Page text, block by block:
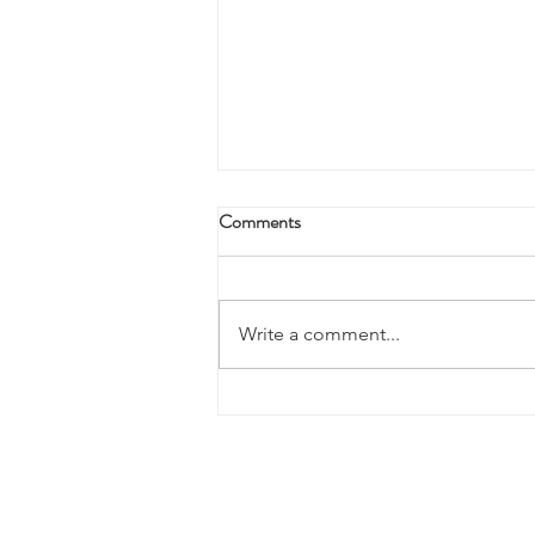
Comments
Write a comment...